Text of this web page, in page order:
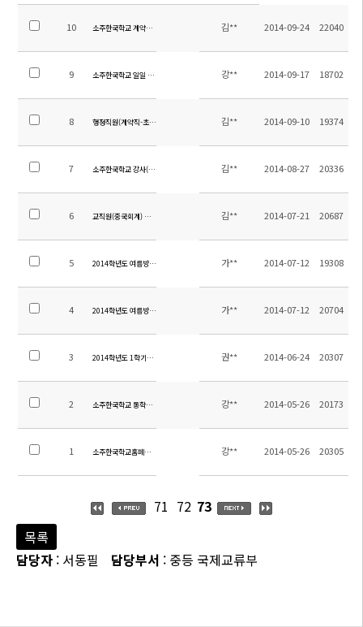
10 소주한국학교 계약제교원 (영어) 채용 공고 김** 2014-09-24 22040
9 소주한국학교 일일 시정표 (2014.09.17수정) 강** 2014-09-17 18702
8 행정직원(계약직-초빙) 채용 공고 김** 2014-09-10 19374
7 소주한국학교 강사(중국어, 영어) 채용 공고 김** 2014-08-27 20336
6 교직원(중국회계) 채용 공고 김** 2014-07-21 20687
5 2014학년도 여름방학 중 전입 및 입학 안내 가** 2014-07-12 19308
4 2014학년도 여름방학 학년별 계획서 가** 2014-07-12 20704
3 2014학년도 1학기말 학업성취도평가 범위 권** 2014-06-24 20307
2 소주한국학교 통학차량 운행시간 및 탑승위치 안내
강** 2014-05-26 20173
1 소주한국학교홈페이지 방문을 환영합니다. 강** 2014-05-26 20305
71 72 73
목록
담당자 : 서동필 담당부서 : 중등 국제교류부